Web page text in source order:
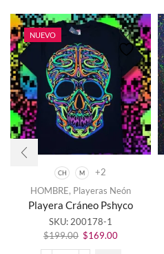
NUEVO
CH M
+2
HOMBRE, Playeras Neón
Playera Cráneo Pshyco
SKU: 200178-1
$199.00 El
precio
$169.00El
Este
producto
tiene
múltiples
variantes.
Las